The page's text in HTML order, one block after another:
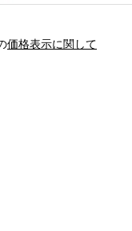
価格表示に関して